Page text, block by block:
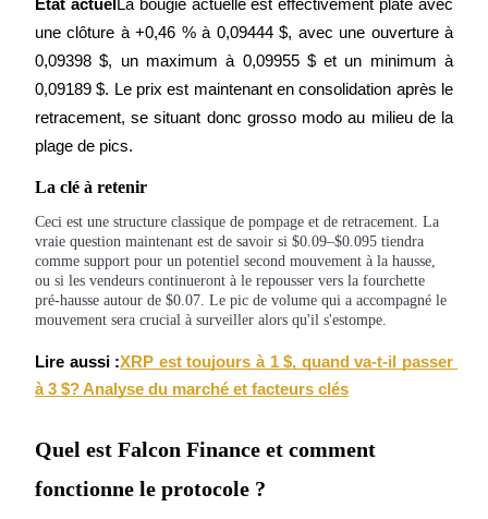
Investissement automobile
Obtenez des bénéfices à long terme et des intérêts flexibles
Apprenez le Staking
État actuel La bougie actuelle est effectivement plate avec
une clôture à +0,46 % à 0,09444 $, avec une ouverture à
0,09398 $, un maximum à 0,09955 $ et un minimum à
0,09189 $. Le prix est maintenant en consolidation après le
retracement, se situant donc grosso modo au milieu de la
plage de pics.
La clé à retenir
Ceci est une structure classique de pompage et de retracement. La
vraie question maintenant est de savoir si $0.09–$0.095 tiendra
comme support pour un potentiel second mouvement à la hausse,
ou si les vendeurs continueront à le repousser vers la fourchette
pré-hausse autour de $0.07. Le pic de volume qui a accompagné le
mouvement sera crucial à surveiller alors qu'il s'estompe.
Lire aussi :XRP est toujours à 1 $, quand va-t-il passer
à 3 $? Analyse du marché et facteurs clés
Quel est Falcon Finance et comment
fonctionne le protocole ?